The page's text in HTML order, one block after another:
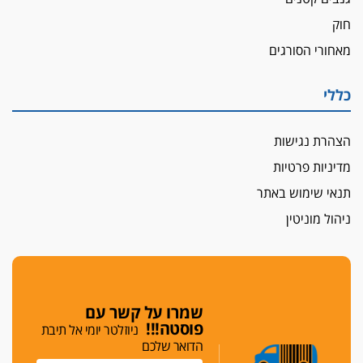
עו"ד שרון נהרי חיתן את בנו הבכור דניאל
איתות מירושלים
יו"ר המחוז צ'צ'קס מכנס ישיבה להדחת
מחאת הפרקליטים והסנגורים
השלטון" בעידן עמית בכר
נכנס לאינדקס
חוק
מאחורי הסורגים
כללי
הצהרת נגישות
מדיניות פרטיות
תנאי שימוש באתר
ניהול מוניטין
שמרו על קשר עם
פוסטה!!! ניוזלטר יומי אל תיבת
הדואר שלכם